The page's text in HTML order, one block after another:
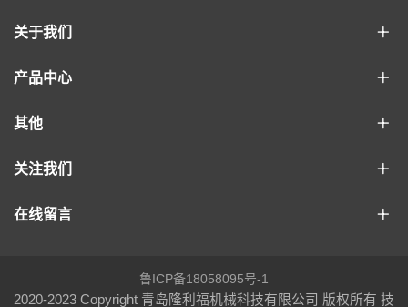
关于我们
产品中心
其他
关注我们
在线留言
鲁ICP备18058095号-1
2020-2023 Copyright 青岛隆利福机械科技有限公司 版权所有 技